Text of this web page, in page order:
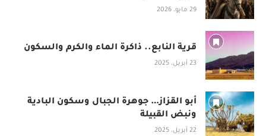
29 مايو، 2026
قرية النابع.. ذاكرة الماء والكرم والسكون
23 أبريل، 2025
أبو القزاز… جوهرة الجبال وسكون البادية
ونبض القبيلة
22 أبريل، 2025